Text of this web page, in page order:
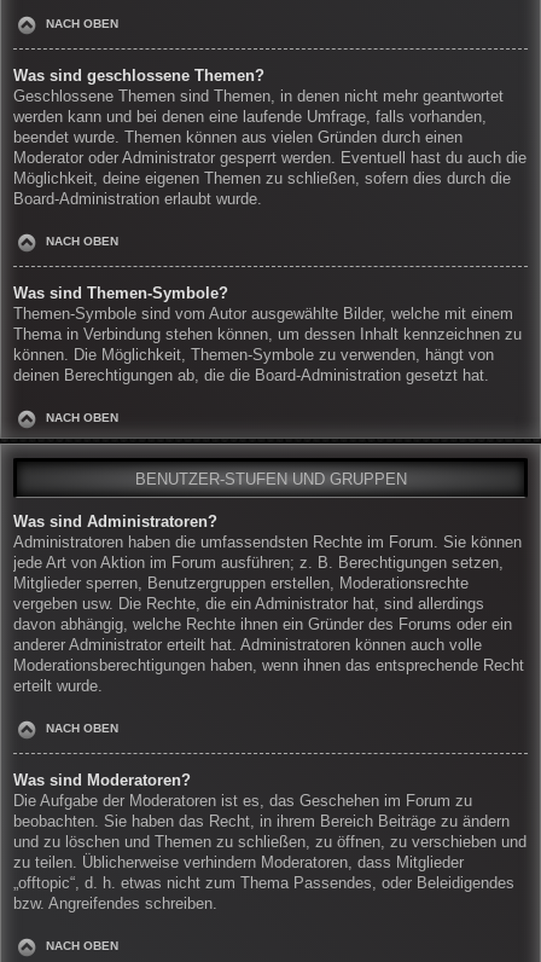
NACH OBEN
Was sind geschlossene Themen?
Geschlossene Themen sind Themen, in denen nicht mehr geantwortet
werden kann und bei denen eine laufende Umfrage, falls vorhanden,
beendet wurde. Themen können aus vielen Gründen durch einen
Moderator oder Administrator gesperrt werden. Eventuell hast du auch die
Möglichkeit, deine eigenen Themen zu schließen, sofern dies durch die
Board-Administration erlaubt wurde.
NACH OBEN
Was sind Themen-Symbole?
Themen-Symbole sind vom Autor ausgewählte Bilder, welche mit einem
Thema in Verbindung stehen können, um dessen Inhalt kennzeichnen zu
können. Die Möglichkeit, Themen-Symbole zu verwenden, hängt von
deinen Berechtigungen ab, die die Board-Administration gesetzt hat.
NACH OBEN
BENUTZER-STUFEN UND GRUPPEN
Was sind Administratoren?
Administratoren haben die umfassendsten Rechte im Forum. Sie können
jede Art von Aktion im Forum ausführen; z. B. Berechtigungen setzen,
Mitglieder sperren, Benutzergruppen erstellen, Moderationsrechte
vergeben usw. Die Rechte, die ein Administrator hat, sind allerdings
davon abhängig, welche Rechte ihnen ein Gründer des Forums oder ein
anderer Administrator erteilt hat. Administratoren können auch volle
Moderationsberechtigungen haben, wenn ihnen das entsprechende Recht
erteilt wurde.
NACH OBEN
Was sind Moderatoren?
Die Aufgabe der Moderatoren ist es, das Geschehen im Forum zu
beobachten. Sie haben das Recht, in ihrem Bereich Beiträge zu ändern
und zu löschen und Themen zu schließen, zu öffnen, zu verschieben und
zu teilen. Üblicherweise verhindern Moderatoren, dass Mitglieder
„offtopic“, d. h. etwas nicht zum Thema Passendes, oder Beleidigendes
bzw. Angreifendes schreiben.
NACH OBEN